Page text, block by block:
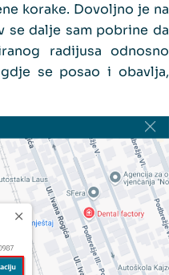
korake. Dovoljno je na
dalje sam pobrine da
radijusa odnosno
se posao i obavlja,